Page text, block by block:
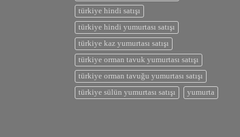
türkiye hindi satışı
türkiye hindi yumurtası satışı
türkiye kaz yumurtası satışı
türkiye orman tavuk yumurtası satışı
türkiye orman tavuğu yumurtası satışı
türkiye sülün yumurtası satışı
yumurta